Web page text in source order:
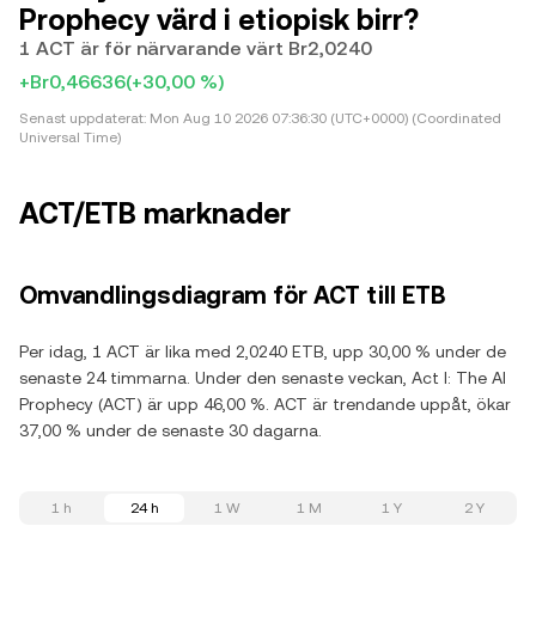
Prophecy värd i etiopisk birr?
1 ACT är för närvarande värt Br2,0240
+Br0,46636(+30,00 %)
Senast uppdaterat: Mon Aug 10 2026 07:36:30 (UTC+0000) (Coordinated
Universal Time)
ACT/ETB marknader
Omvandlingsdiagram för ACT till ETB
Per idag, 1 ACT är lika med 2,0240 ETB, upp 30,00 % under de
senaste 24 timmarna. Under den senaste veckan, Act I: The AI
Prophecy (ACT) är upp 46,00 %. ACT är trendande uppåt, ökar
37,00 % under de senaste 30 dagarna.
1 h 24 h 1 W 1 M 1 Y 2 Y